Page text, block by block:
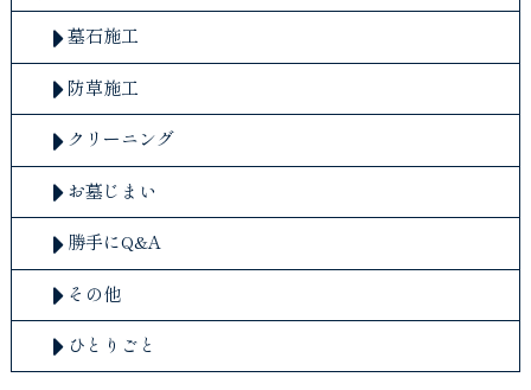
墓石施工
防草施工
クリーニング
お墓じまい
勝手にQ&A
その他
ひとりごと